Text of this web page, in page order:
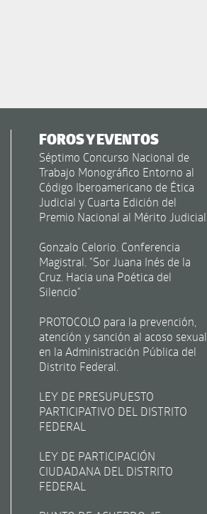
FOROS Y EVENTOS
Séptimo Concurso Nacional de
Trabajo Monográfico Entorno al
Código Iberoamericano de Ética
Judicial y Cuarta Edición del
Premio Nacional al Mérito Judicial
Gonzalo Celorio. Conferencia
Magistral. "Sor Juana Inés de la
Cruz. Hacia una Poética del
Silencio"
PROTOCOLO para la prevención,
atención y sanción al acoso sexual
en la Administración Pública del
Distrito Federal.
LEY DE PRESUPUESTO
PARTICIPATIVO DEL DISTRITO
FEDERAL
LEY DE PARTICIPACIÓN
CIUDADANA DEL DISTRITO
FEDERAL